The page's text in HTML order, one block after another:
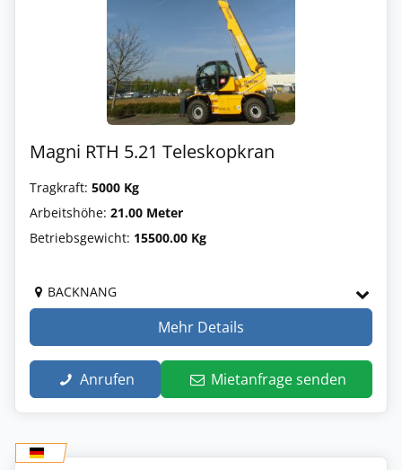
Magni RTH 5.21 Teleskopkran
Tragkraft: 5000 Kg
Arbeitshöhe: 21.00 Meter
Betriebsgewicht: 15500.00 Kg
BACKNANG
Mehr Details
Anrufen Mietanfrage senden